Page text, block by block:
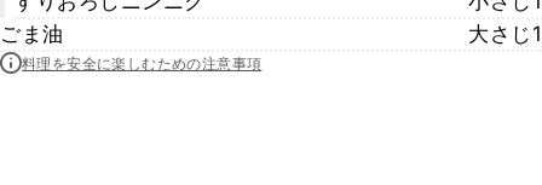
ごま油
大さじ1
料理を安全に楽しむための注意事項